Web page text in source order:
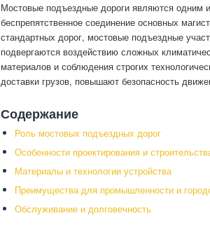
Мостовые подъездные дороги являются одним
беспрепятственное соединение основных
стандартных дорог, мостовые подъездные
подвергаются воздействию сложных
материалов и соблюдения строгих
доставки грузов, повышают безопасность
Содержание
Роль мостовых подъездных дорог
Особенности проектирования и
Материалы и технологии устройства
Преимущества для промышленности и
Обслуживание и долговечность